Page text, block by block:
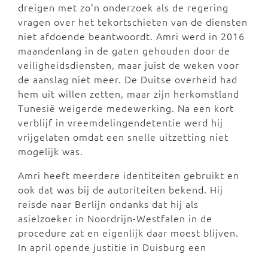
dreigen met zo'n onderzoek als de regering
vragen over het tekortschieten van de diensten
niet afdoende beantwoordt. Amri werd in 2016
maandenlang in de gaten gehouden door de
veiligheidsdiensten, maar juist de weken voor
de aanslag niet meer. De Duitse overheid had
hem uit willen zetten, maar zijn herkomstland
Tunesië weigerde medewerking. Na een kort
verblijf in vreemdelingendetentie werd hij
vrijgelaten omdat een snelle uitzetting niet
mogelijk was.
Amri heeft meerdere identiteiten gebruikt en
ook dat was bij de autoriteiten bekend. Hij
reisde naar Berlijn ondanks dat hij als
asielzoeker in Noordrijn-Westfalen in de
procedure zat en eigenlijk daar moest blijven.
In april opende justitie in Duisburg een